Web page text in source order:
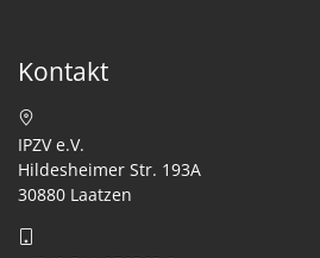
Kontakt
IPZV e.V.
Hildesheimer Str. 193A
30880 Laatzen